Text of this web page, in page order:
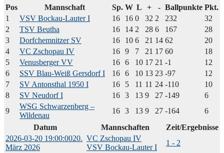
Pos
Mannschaft Sp. W L + - Ballpunkte Pkt.
1
VSV Bockau-Lauter I 16 16 0 32 2 232
32
2
TSV Beutha 16 14 2 28 6 167
28
3
Dorfchemnitzer SV 16 10 6 21 14 62
20
4
VC Zschopau IV 16 9 7 21 17 60
18
5
Venusberger VV 16 6 10 17 21 -1
12
6
SSV Blau-Weiß Gersdorf I 16 6 10 13 23 -97
12
7
SV Antonsthal 1950 I 16 5 11 11 24 -110
10
8
SV Neudorf I 16 3 13 9 27 -149
6
9
WSG Schwarzenberg –
Wildenau
16 3 13 9 27 -164
6
Datum
Mannschaften
Zeit/Ergebnisse
2026-03-20 19:00:0020.
März 2026
VC Zschopau IV
VSV Bockau-Lauter I
1 - 2